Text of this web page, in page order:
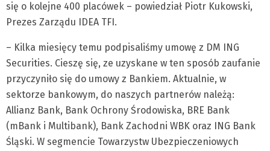
się o kolejne 400 placówek – powiedział Piotr Kukowski,
Prezes Zarządu IDEA TFI.
– Kilka miesięcy temu podpisaliśmy umowę z DM ING
Securities. Cieszę się, ze uzyskane w ten sposób zaufanie
przyczyniło się do umowy z Bankiem. Aktualnie, w
sektorze bankowym, do naszych partnerów należą:
Allianz Bank, Bank Ochrony Środowiska, BRE Bank
(mBank i Multibank), Bank Zachodni WBK oraz ING Bank
Śląski. W segmencie Towarzystw Ubezpieczeniowych